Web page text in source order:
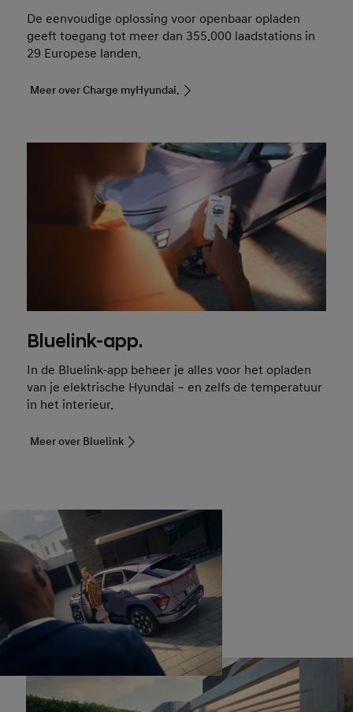
De eenvoudige oplossing voor openbaar opladen
geeft toegang tot meer dan 355.000 laadstations in
29 Europese landen.
Meer over Charge myHyundai.
Bluelink-app.
In de Bluelink-app beheer je alles voor het opladen
van je elektrische Hyundai – en zelfs de temperatuur
in het interieur.
Meer over Bluelink